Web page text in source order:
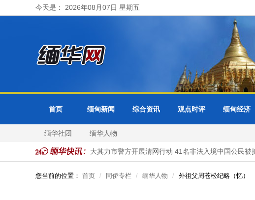
今天是： 2026年08月07日 星期五
首页 缅甸新闻 综合资讯 观点时评 缅甸经济
缅华社团 缅华人物
省邦分局受理 缅甸大其力市警方开展清网行动 41名非法入境中国公民被抓获
您当前的位置： 首页 同侨专栏 缅华人物 外祖父周苍松纪略（忆）